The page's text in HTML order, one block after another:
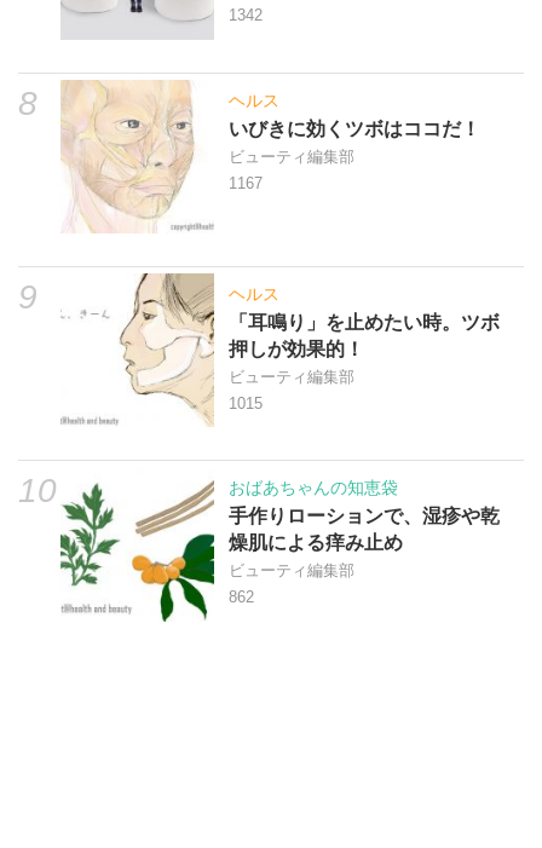
1342
8 ヘルス
いびきに効くツボはココだ！
ビューティ編集部
1167
9 ヘルス
「耳鳴り」を止めたい時。ツボ
押しが効果的！
ビューティ編集部
1015
10 おばあちゃんの知恵袋
手作りローションで、湿疹や乾
燥肌による痒み止め
ビューティ編集部
862